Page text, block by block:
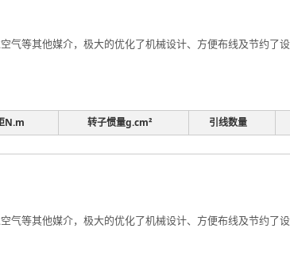
气等其他媒介，极大的优化了机械设计、方便布线及节约了
N.m 转子惯量g.cm² 引线数量
气等其他媒介，极大的优化了机械设计、方便布线及节约了